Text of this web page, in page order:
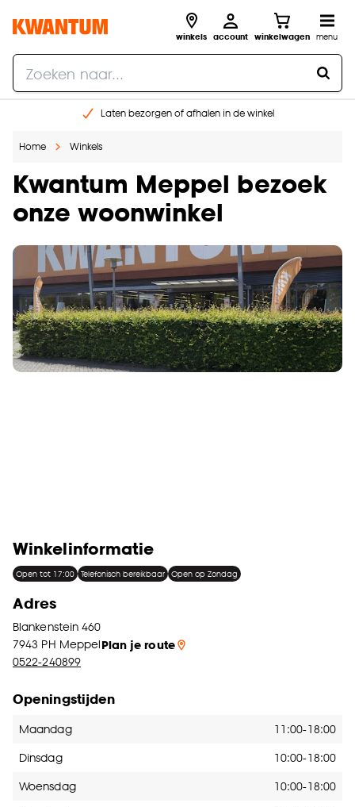
winkels account winkelwagen menu
Laten bezorgen of afhalen in de winkel
Gratis raam advies en inmeten aan huis
Home Winkels
Kwantum Meppel bezoek
onze woonwinkel
Winkelinformatie
Open tot 17:00 Telefonisch bereikbaar Open op Zondag
Adres
Blankenstein 460
7943 PH Meppel
0522-240899
Plan je route
Openingstijden
Openingstijden
Maandag 11:00-18:00
Dinsdag 10:00-18:00
Woensdag 10:00-18:00